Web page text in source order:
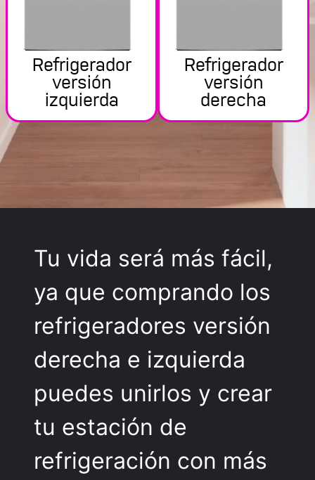
Refrigerador
versión
izquierda
Refrigerador
versión
derecha
Tu vida será más fácil,
ya que comprando los
refrigeradores versión
derecha e izquierda
puedes unirlos y crear
tu estación de
refrigeración con más